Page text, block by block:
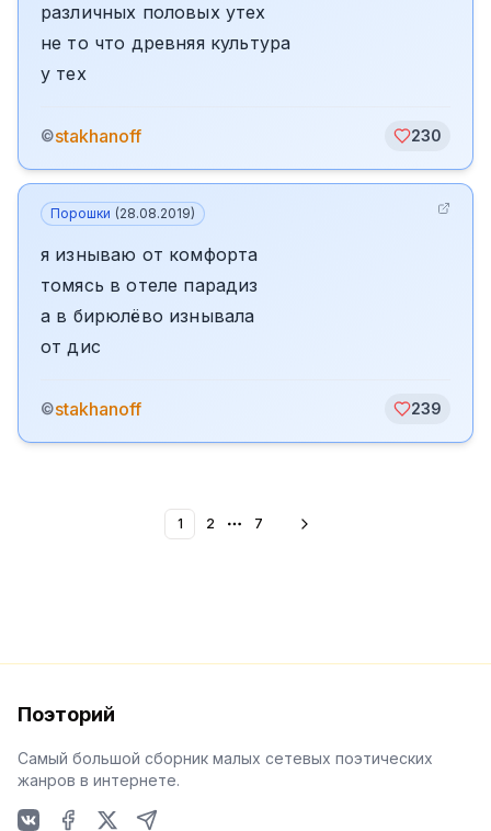
различных половых утех
не то что древняя культура
у тех
©stakhanoff 230
Порошки (28.08.2019)
я изнываю от комфорта
томясь в отеле парадиз
а в бирюлёво изнывала
от дис
©stakhanoff 239
1 2 More pages
7
Поэторий
Самый большой сборник малых сетевых поэтических
жанров в интернете.